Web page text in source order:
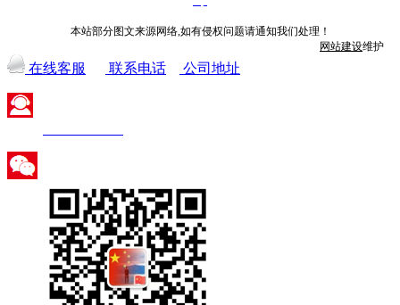
本站部分图文来源网络,如有侵权问题请通知我们处理！
网站建设维护
在线客服 联系电话 公司地址